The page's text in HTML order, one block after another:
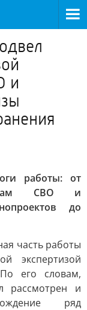
и
работы: от
СВО и
до
часть работы
экспертизой
его словам,
и
ряд